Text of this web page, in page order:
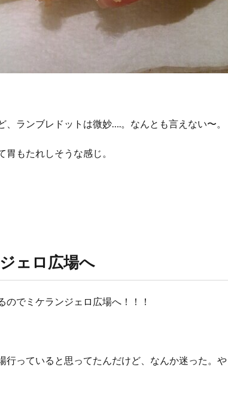
、ランブレドットは微妙….。なんとも言えない〜。
もたれしそうな感じ。
ェロ広場へ
でミケランジェロ広場へ！！！
行っていると思ってたんだけど、なんか迷った。